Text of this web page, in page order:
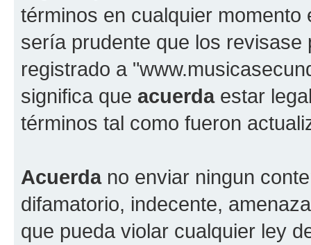
términos en cualquier
sería prudente que los
registrado a
significa que acuerdaestar
términos tal como fueron
Acuerdano enviar ningun
difamatorio, indecente,
que pueda violar cualquier ley